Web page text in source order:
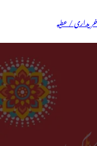
خریداری / عطیہ